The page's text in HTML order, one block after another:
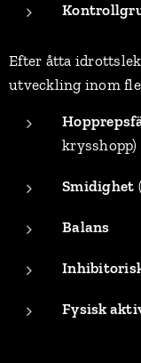
Efter åtta
utveckling inom
krysshopp)
Smidighet
Balans
Fysisk